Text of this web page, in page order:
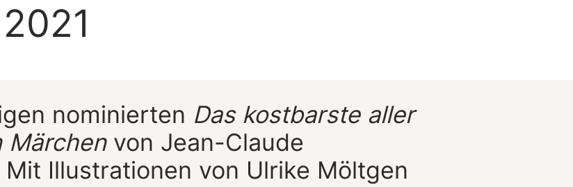
nominierten Das kostbarste aller
Märchenvon Jean-Claude
Mit Illustrationen von Ulrike Möltgen